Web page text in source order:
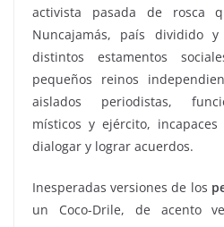
activista pasada de rosca
Nuncajamás, país dividido
distintos estamentos
pequeños reinos
aislados periodistas,
místicos y ejército,
dialogar y lograr acuerdos.
Inesperadas versiones de los
un Coco-Drile, de acento